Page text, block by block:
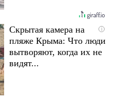
i
Скрытая камера на
пляже Крыма: Что люди
вытворяют, когда их не
видят...